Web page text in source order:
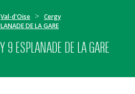
Val-d'Oise
Cergy
DE LA GARE
9 ESPLANADE DE LA GARE